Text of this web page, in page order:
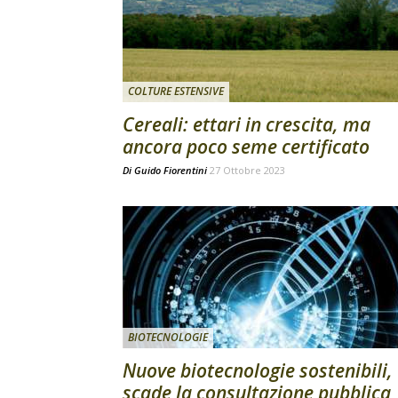
COLTURE ESTENSIVE
Cereali: ettari in crescita, ma
ancora poco seme certificato
Di Guido Fiorentini 27 Ottobre 2023
BIOTECNOLOGIE
Nuove biotecnologie sostenibili,
scade la consultazione pubblica